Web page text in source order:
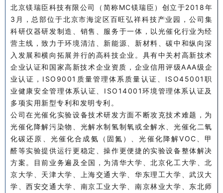
北京镁瑞臣科技有限公司（简称MC镁瑞臣）创立于2018年
3月，总部位于北京市海淀区百旺弘祥科技产业园，公司集
科研仪器研发制造、销售、服务于一体，以光催化行业为经
营主线，致力于环境清洁、新能源、新材料、碳中和纵向深
入发展和横向拓展并行的高科技企业。具有中关村高新技术
企业认证和国家高新技术企业资质，企业信用评级AAA级企
业认证，ISO9001质量管理体系质量认证、ISO45001职
业健康安全管理体系认证、ISO14001环境管理体系认证及
多项实用新型专利和发明专利。
公司在光催化实验设备技术研发方面不断攻克技术难题，为
光催化降解污染物、光解水制氢制氧或全解水、光催化二氧
化碳还原、光催化合成氨（固氮）、光催化降解VOC、甲
醛等实验提供运行更稳定、操作更便捷的实验设备整体解决
方案。目前业务遍及全国，为清华大学、北京化工大学、北
京大学、天津大学、上海交通大学、华东理工大学、武汉大
学、西安交通大学、南京工业大学、南京林业大学、东北师